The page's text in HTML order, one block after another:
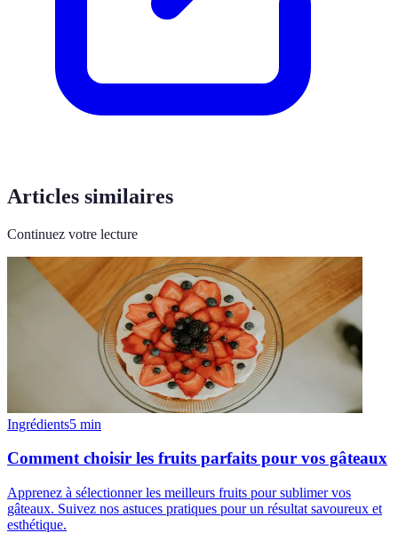
Articles similaires
Continuez votre lecture
Ingrédients5 min
Comment choisir les fruits parfaits pour vos gâteaux
Apprenez à sélectionner les meilleurs fruits pour sublimer vos
gâteaux. Suivez nos astuces pratiques pour un résultat savoureux et
esthétique.